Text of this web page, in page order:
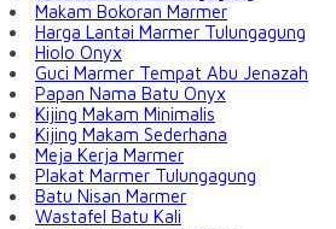
Makam Bokoran Marmer
Harga Lantai Marmer Tulungagung
Hiolo Onyx
Guci Marmer Tempat Abu Jenazah
Papan Nama Batu Onyx
Kijing Makam Minimalis
Kijing Makam Sederhana
Meja Kerja Marmer
Plakat Marmer Tulungagung
Batu Nisan Marmer
Wastafel Batu Kali